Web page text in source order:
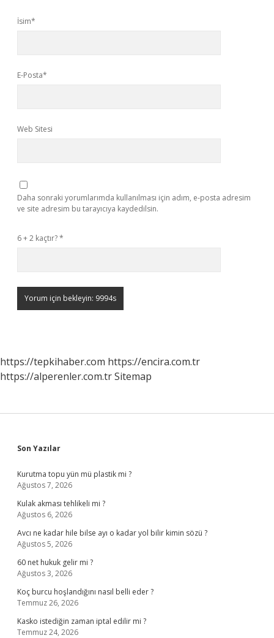
İsim*
E-Posta*
Web Sitesi
Daha sonraki yorumlarımda kullanılması için adım, e-posta adresim
ve site adresim bu tarayıcıya kaydedilsin.
6 + 2 kaçtır?*
https://tepkihaber.com https://encira.com.tr
https://alperenler.com.trSitemap
Sidebar
Son Yazılar
Kurutma topu yün mü plastik mi ?
Ağustos 7, 2026
Kulak akması tehlikeli mi ?
Ağustos 6, 2026
Avcı ne kadar hile bilse ayı o kadar yol bilir kimin sözü ?
Ağustos 5, 2026
60 net hukuk gelir mi ?
Ağustos 3, 2026
Koç burcu hoşlandığını nasıl belli eder ?
Temmuz 26, 2026
Kasko istediğin zaman iptal edilir mi ?
Temmuz 24, 2026